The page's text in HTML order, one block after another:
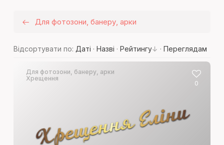
Для фотозони, банеру, арки
Відсортувати по: Даті · Назві · Рейтингу · Переглядам
Хрещення Елiни
Для фотозони, банеру, арки
Хрещення
0